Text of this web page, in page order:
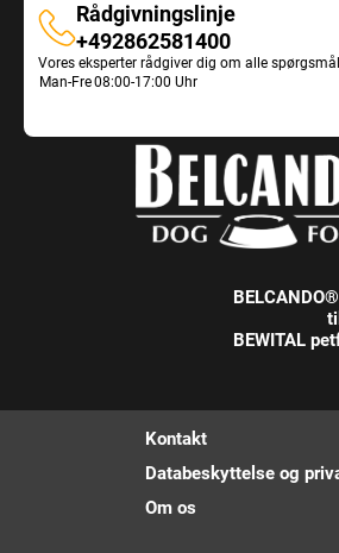
Rådgivningslinje
Rådgivningslinje
+492862581400
Vores eksperter rådgiver dig om alle
Opening
Man-Fre08:00-17:00 Uhr
BEWITAL
Kontakt
Databeskyttelse og
Om os